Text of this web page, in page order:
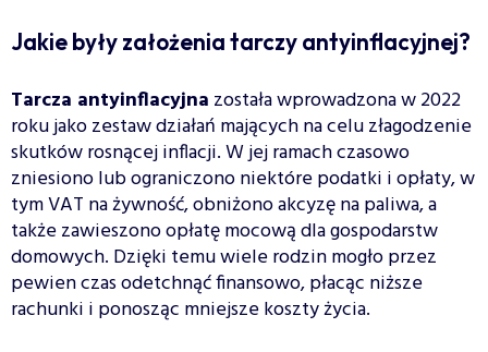
Jakie były założenia tarczy antyinflacyjnej?
Tarcza antyinflacyjna została wprowadzona w 2022
roku jako zestaw działań mających na celu złagodzenie
skutków rosnącej inflacji. W jej ramach czasowo
zniesiono lub ograniczono niektóre podatki i opłaty, w
tym VAT na żywność, obniżono akcyzę na paliwa, a
także zawieszono opłatę mocową dla gospodarstw
domowych. Dzięki temu wiele rodzin mogło przez
pewien czas odetchnąć finansowo, płacąc niższe
rachunki i ponosząc mniejsze koszty życia.